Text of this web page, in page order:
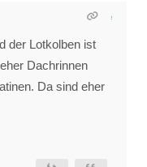
der Lotkolben ist
Dachrinnen
Da sind eher